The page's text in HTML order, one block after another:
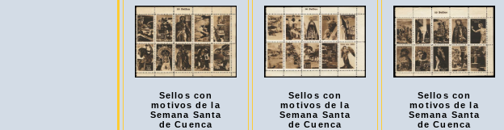
Sellos con
motivos de la
Semana Santa
de Cuenca
Sellos con
motivos de la
Semana Santa
de Cuenca
Sellos con
motivos de la
Semana Santa
de Cuenca